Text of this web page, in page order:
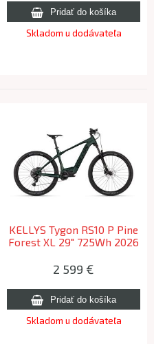
Skladom u dodávateľa
KELLYS Tygon RS10 P Pine
Forest XL 29" 725Wh 2026
2 599 €
Skladom u dodávateľa